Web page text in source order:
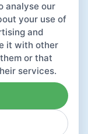
analyse our
your use of
and
it with other
or that
services.